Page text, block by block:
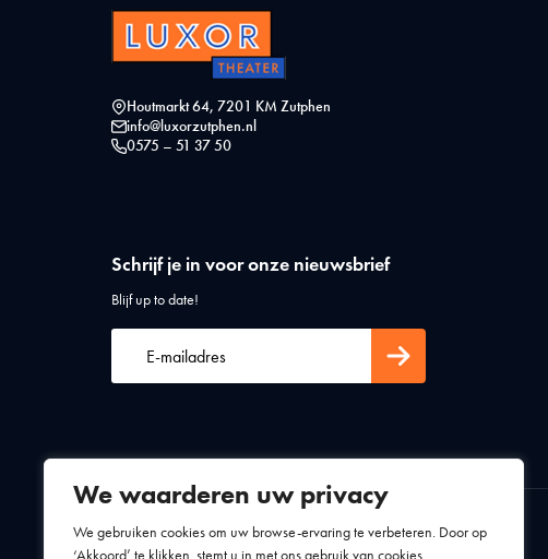
We waarderen uw privacy
We gebruiken cookies om uw browse-ervaring te verbeteren. Door op
‘Akkoord’ te klikken, stemt u in met ons gebruik van cookies.
Houtmarkt 64, 7201 KM Zutphen
info@luxorzutphen.nl
0575 – 51 37 50
Schrijf je in voor onze nieuwsbrief
Blijf up to date!
Algemene voorwaardenPrivacy statement